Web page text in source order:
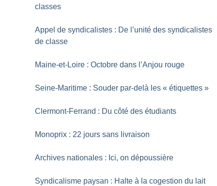
classes
Appel de syndicalistes : De l’unité des syndicalistes
de classe
Maine-et-Loire : Octobre dans l’Anjou rouge
Seine-Maritime : Souder par-delà les « étiquettes »
Clermont-Ferrand : Du côté des étudiants
Monoprix : 22 jours sans livraison
Archives nationales : Ici, on dépoussière
Syndicalisme paysan : Halte à la cogestion du lait